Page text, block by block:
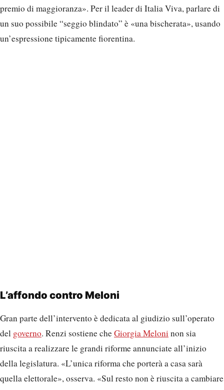
premio di maggioranza». Per il leader di Italia Viva, parlare di
un suo possibile “seggio blindato” è «una bischerata», usando
un’espressione tipicamente fiorentina.
L’affondo contro Meloni
Gran parte dell’intervento è dedicata al giudizio sull’operato
del governo. Renzi sostiene cheGiorgia Meloni non sia
riuscita a realizzare le grandi riforme annunciate all’inizio
della legislatura. «L’unica riforma che porterà a casa sarà
quella elettorale», osserva. «Sul resto non è riuscita a cambiare